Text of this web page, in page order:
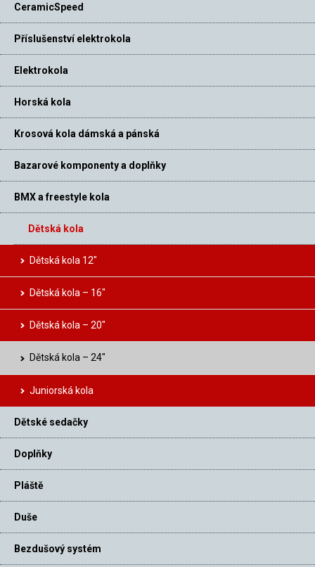
CeramicSpeed
Příslušenství elektrokola
Elektrokola
Horská kola
Krosová kola dámská a pánská
Bazarové komponenty a doplňky
BMX a freestyle kola
Dětská kola
Dětská kola 12″
Dětská kola – 16″
Dětská kola – 20″
Dětská kola – 24″
Juniorská kola
Dětské sedačky
Doplňky
Pláště
Duše
Bezdušový systém